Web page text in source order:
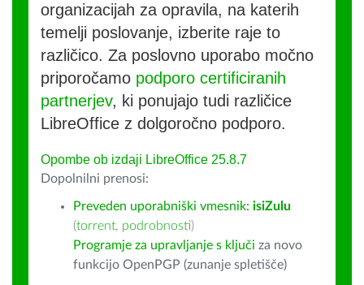
organizacijah za opravila, na katerih
temelji poslovanje, izberite raje to
različico. Za poslovno uporabo močno
priporočamo podporo certificiranih
partnerjev, ki ponujajo tudi različice
LibreOffice z dolgoročno podporo.
Opombe ob izdaji LibreOffice 25.8.7
Dopolnilni prenosi:
Preveden uporabniški vmesnik: isiZulu
(torrent, podrobnosti)
Programje za upravljanje s ključi za novo
funkcijo OpenPGP (zunanje spletišče)